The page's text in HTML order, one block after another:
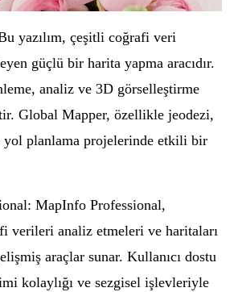
yazılım, çeşitli coğrafi veri
güçlü bir harita yapma aracıdır.
analiz ve 3D görselleştirme
Global Mapper, özellikle jeodezi,
yol planlama projelerinde etkili bir
MapInfo Professional,
verileri analiz etmeleri ve haritaları
araçlar sunar. Kullanıcı dostu
kolaylığı ve sezgisel işlevleriyle